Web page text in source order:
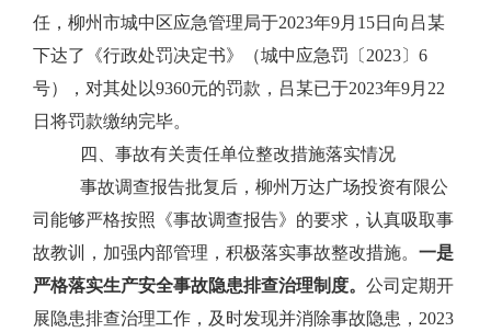
任，柳州市城中区应急管理局于2023年9月 15日向吕某
下达了《行政处罚决定书》（城中应急罚〔 2023〕 6
号），对其处以9360元的罚款，吕某已于2023年9月 22
日将罚款缴纳完毕。
四、事故有关责任单位整改措施落实情况
事故调查报告批复后，柳州万达广场投资有限公
司能够严格按照《事故调查报告》的要求，认真吸取事
故教训，加强内部管理，积极落实事故整改措施。 一是
严格落实生产安全事故隐患排查治理制度。 公司定期开
展隐患排查治理工作，及时发现并消除事故隐患， 2023